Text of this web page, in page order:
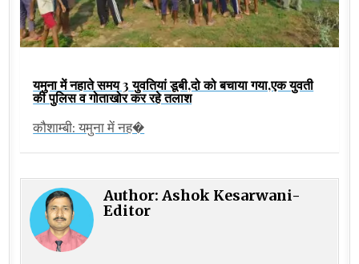
यमुना में नहाते समय 3 युवतियां डूबी,दो को बचाया गया,एक युवती
की पुलिस व गोताखोर कर रहे तलाश
कौशाम्बी: यमुना में नह�
Author:Ashok Kesarwani-
Editor